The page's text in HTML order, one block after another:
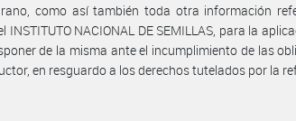
como así también toda otra información
NACIONAL DE SEMILLAS, para la
de la misma ante el incumplimiento de las
en resguardo a los derechos tutelados por la